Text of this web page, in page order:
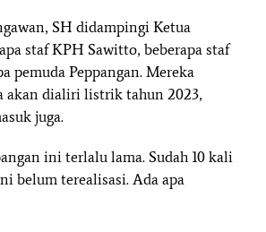
SH didampingi Ketua
staf KPH Sawitto, beberapa staf
pemuda Peppangan. Mereka
akan dialiri listrik tahun 2023,
juga.
ini terlalu lama. Sudah 10 kali
belum terealisasi. Ada apa